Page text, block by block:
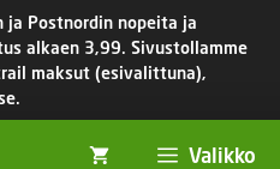
ja Postnordin nopeita ja
alkaen 3,99. Sivustollamme
maksut (esivalittuna),
Valikko